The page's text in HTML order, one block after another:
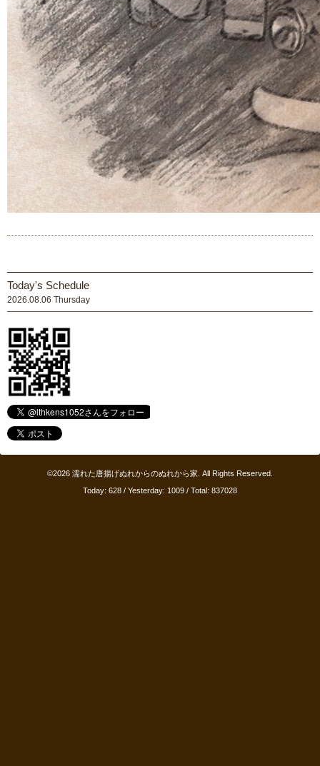
Today's Schedule
2026.08.06 Thursday
©2026 濡れた唐揚げぬれからのぬれから家 . All Rights Reserved.
Today: 628 / Yesterday: 1009 / Total: 837028